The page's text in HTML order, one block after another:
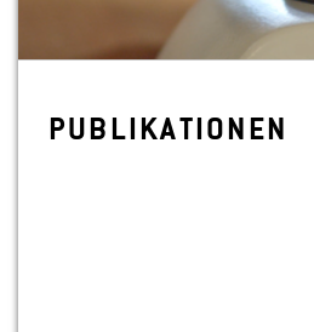
PU­BLI­KA­TIO­NEN